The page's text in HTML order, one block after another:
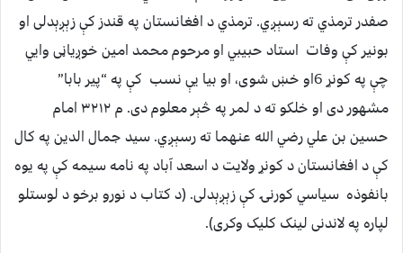
صفدر ترمذي ته رسېږي. ترمذي د افغانستان په قندز کې زېږېدلی او
بونير کې وفات استاد حبيبي او مرحوم محمد امين خوږياڼی وايي
چې په کونړ 6او خښ شوی، او بيا يې نسب کې په “پير بابا”
مشهور دی او خلکو ته د لمر په څېر معلوم دی. م ۳۲۱۲ امام
حسين بن علي رضي الله عنهما ته رسېږي. سيد جمال الدين په کال
کې د افغانستان د کونړ ولايت د اسعد آباد په نامه سيمه کې په يوه
بانفوذه سياسي کورنۍ کې زېږېدلی. (د کتاب د نورو برخو د لوستلو
لپاره په لاندنی لینک کلیک وکری).